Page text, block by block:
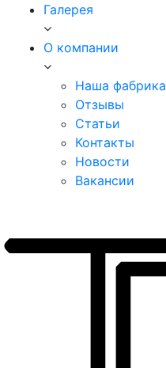
Галерея
О компании
Наша фабрика
Отзывы
Статьи
Контакты
Новости
Вакансии